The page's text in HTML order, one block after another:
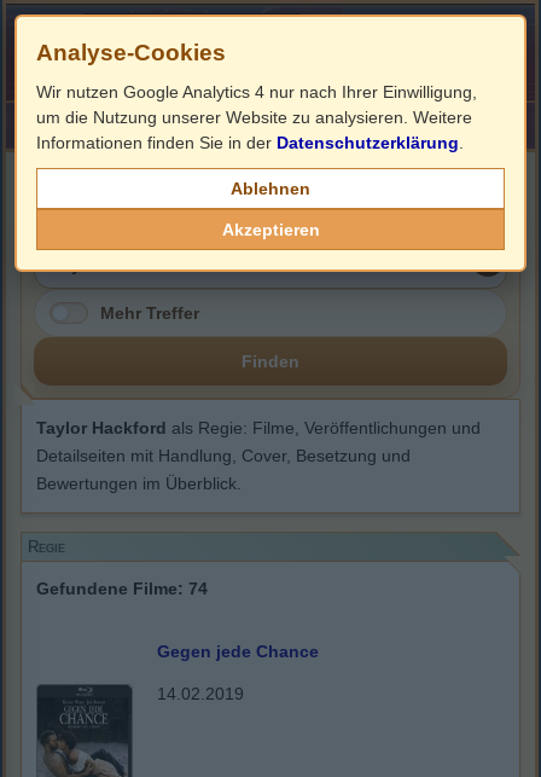
HOME ImpressumLinks
Taylor Hackford
Mehr Treffer
Finden
Taylor Hackford als Regie: Filme, Veröffentlichungen und
Detailseiten mit Handlung, Cover, Besetzung und
Bewertungen im Überblick.
Regie
Gefundene Filme: 74
Gegen jede Chance
14.02.2019
Analyse-Cookies
Wir nutzen Google Analytics 4 nur nach Ihrer Einwilligung,
um die Nutzung unserer Website zu analysieren. Weitere
Informationen finden Sie in der Datenschutzerklärung
Ablehnen
Akzeptieren